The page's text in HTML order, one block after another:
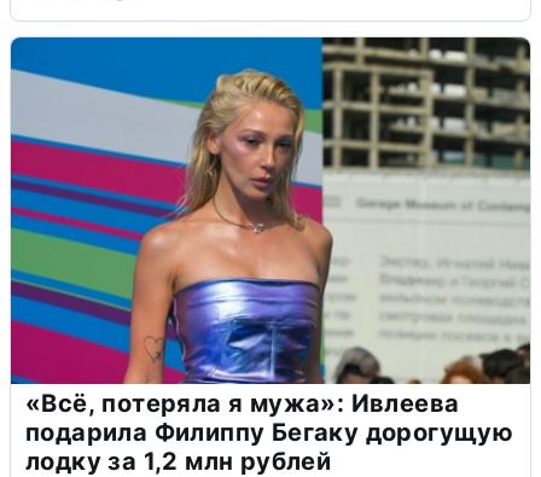
«Всё, потеряла я мужа»: Ивлеева
подарила Филиппу Бегаку дорогущую
лодку за 1,2 млн рублей